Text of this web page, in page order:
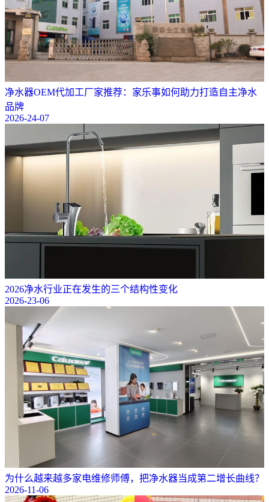
净水器OEM代加工厂家推荐：家乐事如何助力打造自主净水
品牌
2026-24-07
2026净水行业正在发生的三个结构性变化
2026-23-06
为什么越来越多家电维修师傅，把净水器当成第二增长曲线？
2026-11-06